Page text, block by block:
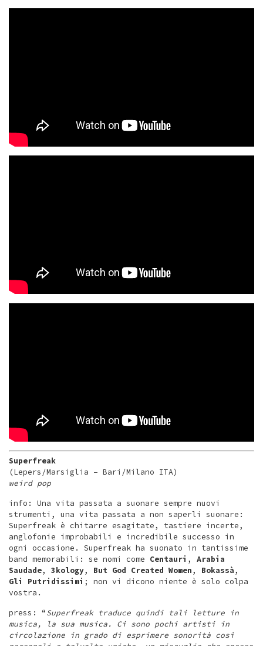
Superfreak
(Lepers/Marsiglia – Bari/Milano ITA)
weird pop
info: Una vita passata a suonare sempre nuovi
strumenti, una vita passata a non saperli suonare:
Superfreak è chitarre esagitate, tastiere incerte,
anglofonie improbabili e incredibile successo in
ogni occasione. Superfreak ha suonato in tantissime
band memorabili: se nomi come Centauri , Arabia
Saudade, 3kology, But God Created Women, Bokassà,
Gli Putridissimi ; non vi dicono niente è solo colpa
vostra.
press: “Superfreak traduce quindi tali letture in
musica, la sua musica. Ci sono pochi artisti in
circolazione in grado di esprimere sonorità così